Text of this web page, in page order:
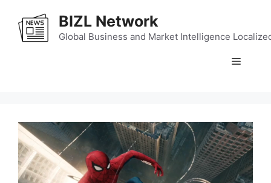
content
BIZL Network
Global Business and Market Intelligence
Menu